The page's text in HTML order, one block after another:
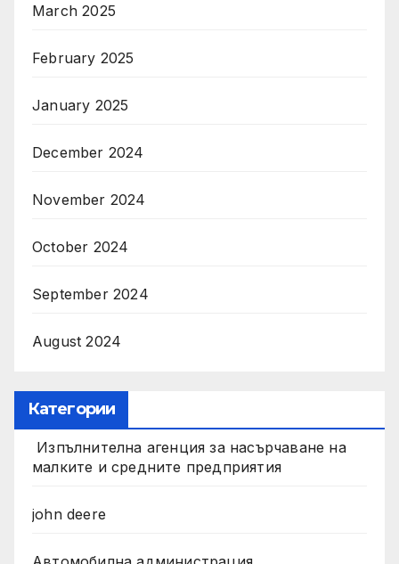
March 2025
February 2025
January 2025
December 2024
November 2024
October 2024
September 2024
August 2024
Категории
Изпълнителна агенция за насърчаване на
малките и средните предприятия
john deere